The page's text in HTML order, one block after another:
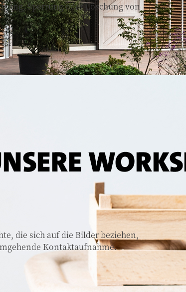
Sperrung oder Löschung von
die sich auf die Bilder beziehen,
Kontaktaufnahme.